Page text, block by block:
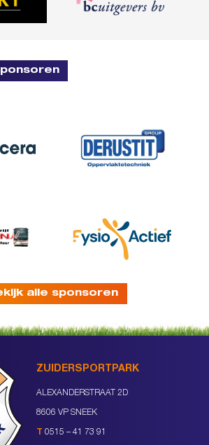
alle sponsoren
ZUIDERSPORTPARK
ALEXANDERSTRAAT 2D
8606 VP SNEEK
T 0515 – 41 73 91